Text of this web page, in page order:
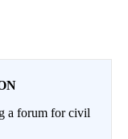
a forum for civil